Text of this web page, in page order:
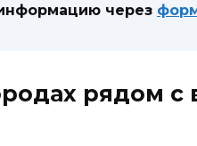
через
рядом с